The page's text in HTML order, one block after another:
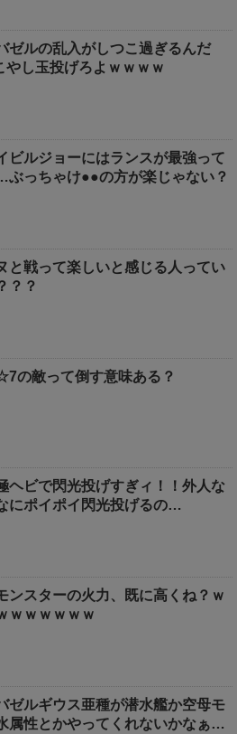
ゼルの乱入がしつこ過ぎるんだ
し玉投げろよｗｗｗｗ
ビルジョーにはランスが最強って
ぶっちゃけ●●の方が楽じゃない？
と戦って楽しいと感じる人ってい
？？
の敵って倒す意味ある？
ヘビで閃光投げすぎィ！！外人な
にポイポイ閃光投げるの…
ンスターの火力、既に高くね？ｗ
ｗｗｗｗｗｗ
ゼルギウス亜種が潜水艦か空母モ
属性とかやってくれないかなぁ…